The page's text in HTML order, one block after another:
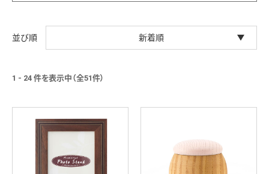
新着順
1 - 24 件を表示中（全51件）